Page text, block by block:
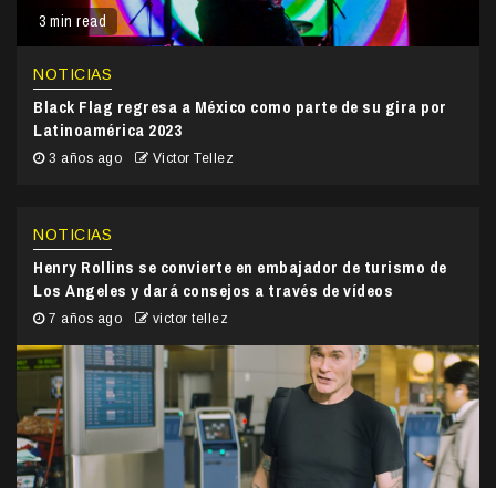
3 min read
NOTICIAS
Black Flag regresa a México como parte de su gira por
Latinoamérica 2023
3 años ago Victor Tellez
NOTICIAS
Henry Rollins se convierte en embajador de turismo de
Los Angeles y dará consejos a través de vídeos
7 años ago victor tellez